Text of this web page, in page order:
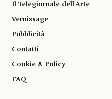
Il Telegiornale dell'Arte
Vernissage
Pubblicità
Contatti
Cookie & Policy
FAQ